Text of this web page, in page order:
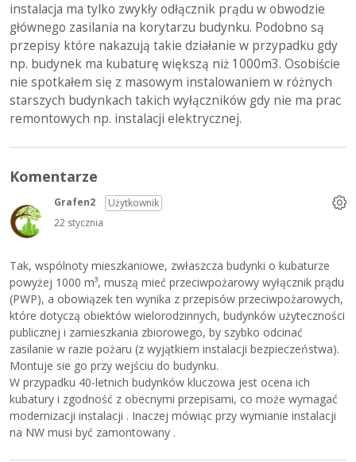
instalacja ma tylko zwykły odłącznik prądu w obwodzie
głównego zasilania na korytarzu budynku. Podobno są
przepisy które nakazują takie działanie w przypadku gdy
np. budynek ma kubaturę większą niż 1000m3. Osobiście
nie spotkałem się z masowym instalowaniem w różnych
starszych budynkach takich wyłączników gdy nie ma prac
remontowych np. instalacji elektrycznej.
Komentarze
Grafen2
Użytkownik
22 stycznia
Tak, wspólnoty mieszkaniowe, zwłaszcza budynki o kubaturze
powyżej 1000 m³, muszą mieć przeciwpożarowy wyłącznik prądu
(PWP), a obowiązek ten wynika z przepisów przeciwpożarowych,
które dotyczą obiektów wielorodzinnych, budynków użyteczności
publicznej i zamieszkania zbiorowego, by szybko odcinać
zasilanie w razie pożaru (z wyjątkiem instalacji bezpieczeństwa).
Montuje sie go przy wejściu do budynku.
W przypadku 40-letnich budynków kluczowa jest ocena ich
kubatury i zgodność z obecnymi przepisami, co może wymagać
modernizacji instalacji . Inaczej mówiąc przy wymianie instalacji
na NW musi być zamontowany .